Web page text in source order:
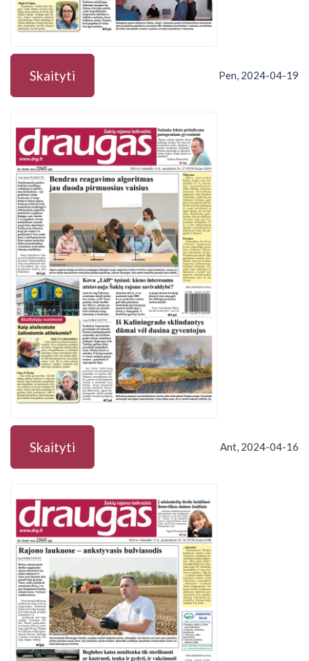
Skaityti Pen, 2024-04-19
Skaityti Ant, 2024-04-16